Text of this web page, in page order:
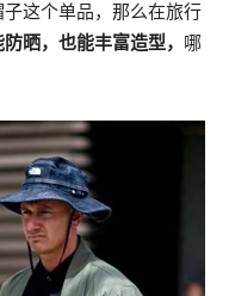
这个单品，那么在旅行
晒，也能丰富造型， 哪